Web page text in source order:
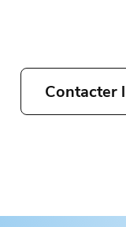
Contacter